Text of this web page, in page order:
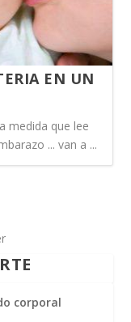
EN UN
medida que lee
... van a ...
corporal